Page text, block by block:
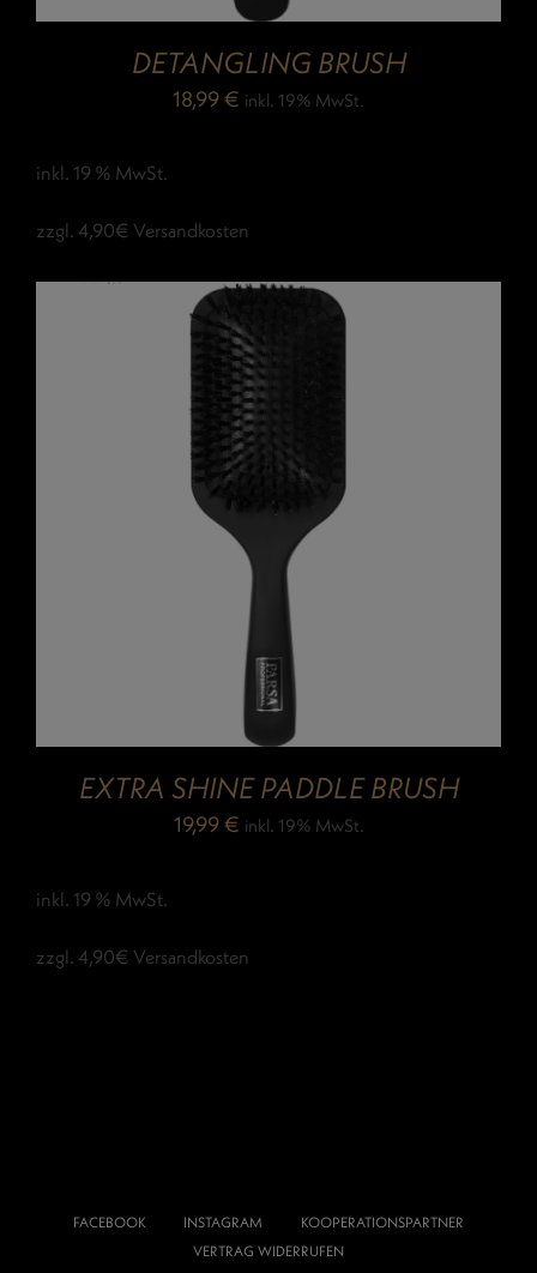
DETANGLING BRUSH
18,99€ inkl. 19% MwSt.
inkl. 19 % MwSt.
zzgl. 4,90€ Versandkosten
EXTRA SHINE PADDLE BRUSH
19,99€ inkl. 19% MwSt.
inkl. 19 % MwSt.
zzgl. 4,90€ Versandkosten
FACEBOOK INSTAGRAM
KOOPERATIONSPARTNER
VERTRAG WIDERRUFEN